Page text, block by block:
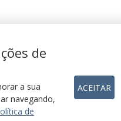
de
a sua
navegando,
de
ACEITAR